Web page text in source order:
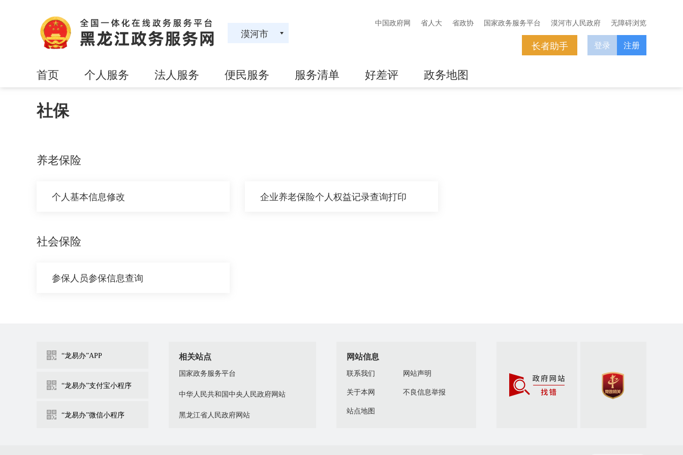
漠河市
中国政府网 省人大 省政协 国家政务服务平台 漠河市人民政府 无障碍浏览
首页 个人服务 法人服务 便民服务 服务清单 好差评 政务地图
登录 注册
长者助手
社保
养老保险
个人基本信息修改 企业养老保险个人权益记录查询打印
社会保险
参保人员参保信息查询
“龙易办”APP
“龙易办”支付宝小程序
“龙易办”微信小程序
相关站点
国家政务服务平台
中华人民共和国中央人民政府网站
黑龙江省人民政府网站
网站信息
联系我们 网站声明
关于本网 不良信息举报
站点地图